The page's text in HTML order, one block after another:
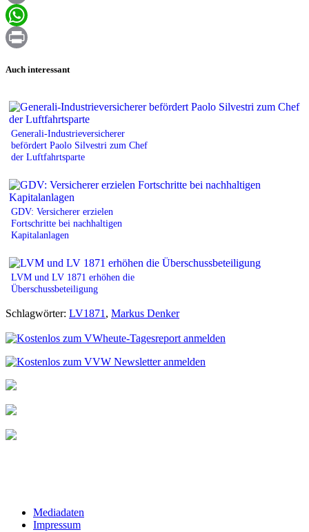
Email
WhatsApp
Auch interessant
Generali-Industrieversicherer
befördert Paolo Silvestri zum Chef
der Luftfahrtsparte
GDV: Versicherer erzielen
Fortschritte bei nachhaltigen
Kapitalanlagen
LVM und LV 1871 erhöhen die
Überschussbeteiligung
Schlagwörter: LV1871 , Markus Denker
Mediadaten
Impressum